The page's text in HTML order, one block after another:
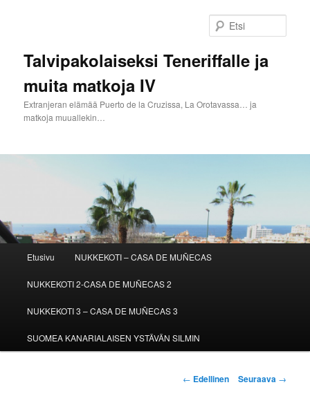
Talvipakolaiseksi Teneriffalle ja
muita matkoja IV
Extranjeran elämää Puerto de la Cruzissa, La Orotavassa… ja
matkoja muuallekin…
Etusivu NUKKEKOTI – CASA DE MUÑECAS
NUKKEKOTI 2-CASA DE MUÑECAS 2
NUKKEKOTI 3 – CASA DE MUÑECAS 3
SUOMEA KANARIALAISEN YSTÄVÄN SILMIN
Artikkelien
← Edellinen Seuraava →